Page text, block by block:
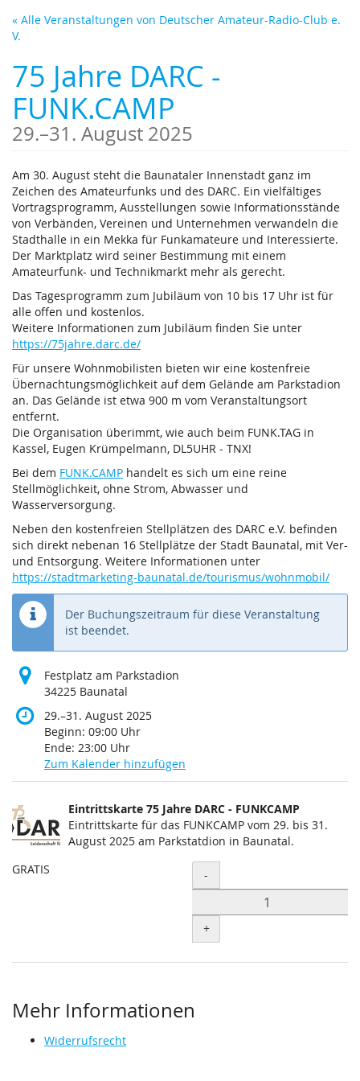
Zum
Haupt-
springen
« Alle Veranstaltungen von Deutscher Amateur-Radio-Club e.
V.
75 Jahre DARC -
FUNK.CAMP
29.–bis
31. August 2025
Am 30. August steht die Baunataler Innenstadt ganz im
Zeichen des Amateurfunks und des DARC. Ein vielfältiges
Vortragsprogramm, Ausstellungen sowie Informationsstände
von Verbänden, Vereinen und Unternehmen verwandeln die
Stadthalle in ein Mekka für Funkamateure und Interessierte.
Der Marktplatz wird seiner Bestimmung mit einem
Amateurfunk- und Technikmarkt mehr als gerecht.
Das Tagesprogramm zum Jubiläum von 10 bis 17 Uhr ist für
alle offen und kostenlos.
Weitere Informationen zum Jubiläum finden Sie unter
https://75jahre.darc.de/
Für unsere Wohnmobilisten bieten wir eine kostenfreie
Übernachtungsmöglichkeit auf dem Gelände am Parkstadion
an. Das Gelände ist etwa 900 m vom Veranstaltungsort
entfernt.
Die Organisation überimmt, wie auch beim FUNK.TAG in
Kassel, Eugen Krümpelmann, DL5UHR - TNX!
Bei dem FUNK.CAMP handelt es sich um eine reine
Stellmöglichkeit, ohne Strom, Abwasser und
Wasserversorgung.
Neben den kostenfreien Stellplätzen des DARC e.V. befinden
sich direkt nebenan 16 Stellplätze der Stadt Baunatal, mit Ver-
und Entsorgung. Weitere Informationen unter
https://stadtmarketing-baunatal.de/tourismus/wohnmobil/
Der Buchungszeitraum für diese Veranstaltung
ist beendet.
Festplatz am Parkstadion
34225 Baunatal
29.–bis
31. August 2025
Beginn: 09:00 Uhr
Ende: 23:00 Uhr
Zum Kalender hinzufügen
Produkte
Unkategorisierte
Produkte
Eintrittskarte 75 Jahre DARC - FUNKCAMP
Eintrittskarte für das FUNKCAMP vom 29. bis 31.
August 2025 am Parkstatdion in Baunatal.
GRATIS
Menge
-
+
Mehr Informationen
Widerrufsrecht